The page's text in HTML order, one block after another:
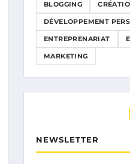
BLOGGING
DÉVELOPPEMENT
ENTREPRENARIAT
MARKETING
NEWSLETTER